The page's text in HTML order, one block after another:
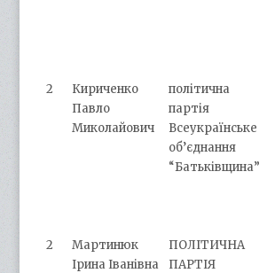
2
Кириченко
Павло
Миколайович
політична
партія
Всеукраїнське
об’єднання
“Батьківщина”
2
Мартинюк
Ірина Іванівна
ПОЛІТИЧНА
ПАРТІЯ